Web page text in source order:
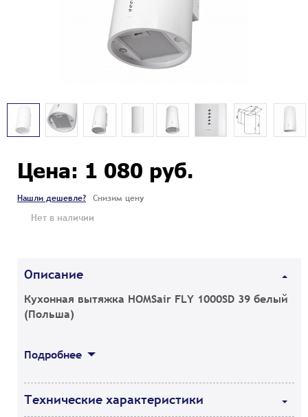
Цена: 1 080 руб.
Нашли дешевле? Снизим цену
Нет в наличии
Описание
Кухонная вытяжка HOMSair FLY 1000SD 39 белый
(Польша)
Подробнее
Технические характеристики